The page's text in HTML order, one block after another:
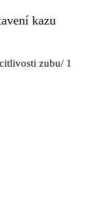
kazu
zubu/ 1